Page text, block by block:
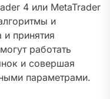
4 или MetaTrader
и
принятия
работать
и совершая
параметрами.